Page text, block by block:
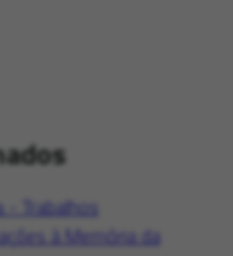
- Trabalhos
à Memória da